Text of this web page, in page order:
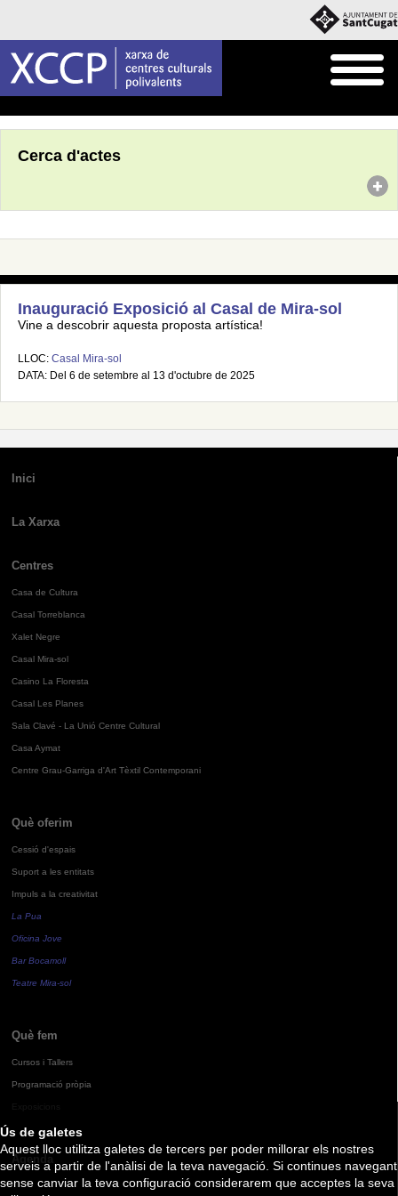
Ús de galetes
Aquest lloc utilitza galetes de tercers per poder millorar els nostres
serveis a partir de l'anàlisi de la teva navegació. Si continues navegant
sense canviar la teva configuració considerarem que acceptes la seva
Cerca d'actes
Inauguració Exposició al Casal de Mira-sol
Vine a descobrir aquesta proposta artística!
LLOC: Casal Mira-sol
DATA: Del 6 de setembre al 13 d'octubre de 2025
Inici
La Xarxa
Centres
Casa de Cultura
Casal Torreblanca
Xalet Negre
Casal Mira-sol
Casino La Floresta
Casal Les Planes
Sala Clavé - La Unió Centre Cultural
Casa Aymat
Centre Grau-Garriga d'Art Tèxtil Contemporani
Què oferim
Cessió d'espais
Suport a les entitats
Impuls a la creativitat
La Pua
Oficina Jove
Bar Bocamoll
Teatre Mira-sol
Què fem
Cursos i Tallers
Programació pròpia
Agenda